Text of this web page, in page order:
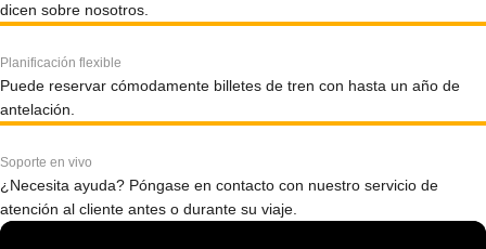
dicen sobre nosotros.
Planificación flexible
Puede reservar cómodamente billetes de tren con hasta un año de
antelación.
Soporte en vivo
¿Necesita ayuda? Póngase en contacto con nuestro servicio de
atención al cliente antes o durante su viaje.